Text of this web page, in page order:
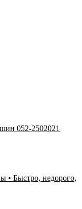
052-2502021
• Быстро, недорого,